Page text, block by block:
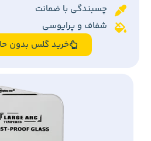
چسبندگی با ضمانت
شفاف و پرایوسی
خرید گلس بدون